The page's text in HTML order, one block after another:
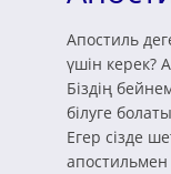
Апостиль
үшін керек?
Біздің
білуге
Егер сізде